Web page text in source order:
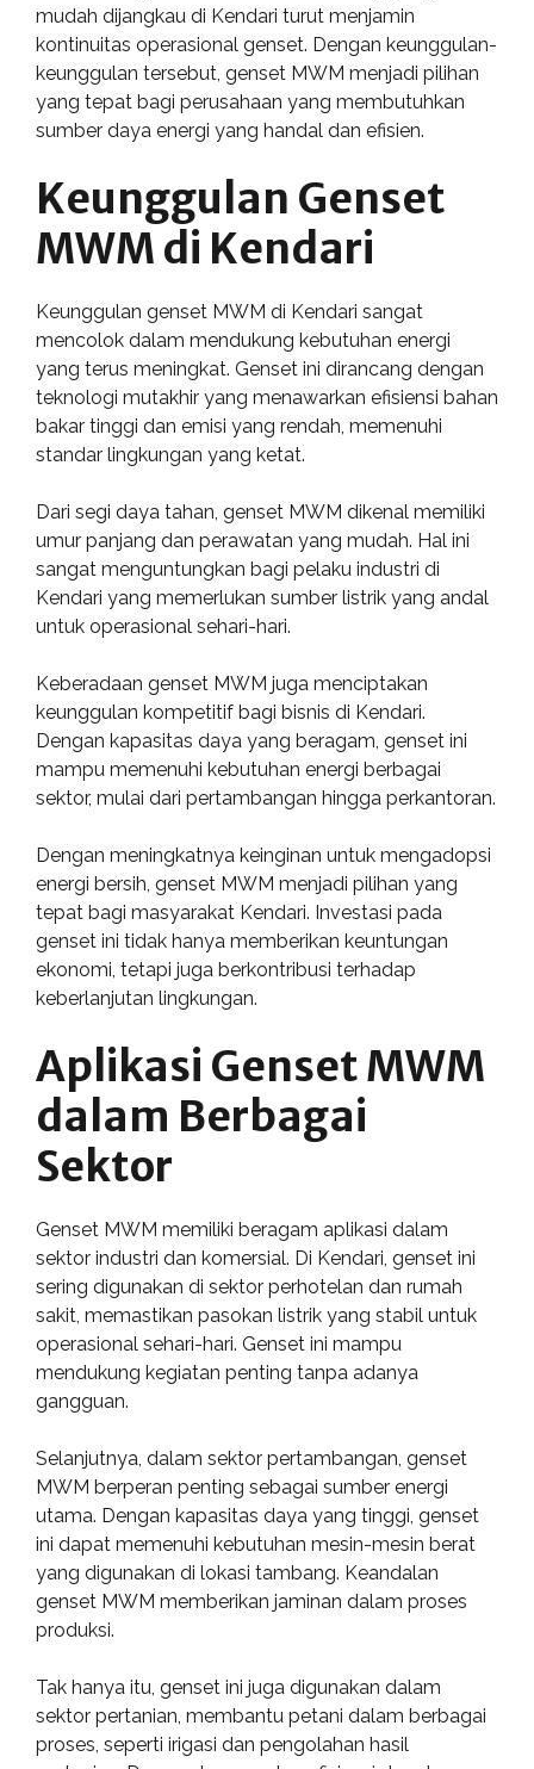
mudah dijangkau di Kendari turut menjamin
kontinuitas operasional genset. Dengan keunggulan-
keunggulan tersebut, genset MWM menjadi pilihan
yang tepat bagi perusahaan yang membutuhkan
sumber daya energi yang handal dan efisien.
Keunggulan Genset
MWM di Kendari
Keunggulan genset MWM di Kendari sangat
mencolok dalam mendukung kebutuhan energi
yang terus meningkat. Genset ini dirancang dengan
teknologi mutakhir yang menawarkan efisiensi bahan
bakar tinggi dan emisi yang rendah, memenuhi
standar lingkungan yang ketat.
Dari segi daya tahan, genset MWM dikenal memiliki
umur panjang dan perawatan yang mudah. Hal ini
sangat menguntungkan bagi pelaku industri di
Kendari yang memerlukan sumber listrik yang andal
untuk operasional sehari-hari.
Keberadaan genset MWM juga menciptakan
keunggulan kompetitif bagi bisnis di Kendari.
Dengan kapasitas daya yang beragam, genset ini
mampu memenuhi kebutuhan energi berbagai
sektor, mulai dari pertambangan hingga perkantoran.
Dengan meningkatnya keinginan untuk mengadopsi
energi bersih, genset MWM menjadi pilihan yang
tepat bagi masyarakat Kendari. Investasi pada
genset ini tidak hanya memberikan keuntungan
ekonomi, tetapi juga berkontribusi terhadap
keberlanjutan lingkungan.
Aplikasi Genset MWM
dalam Berbagai
Sektor
Genset MWM memiliki beragam aplikasi dalam
sektor industri dan komersial. Di Kendari, genset ini
sering digunakan di sektor perhotelan dan rumah
sakit, memastikan pasokan listrik yang stabil untuk
operasional sehari-hari. Genset ini mampu
mendukung kegiatan penting tanpa adanya
gangguan.
Selanjutnya, dalam sektor pertambangan, genset
MWM berperan penting sebagai sumber energi
utama. Dengan kapasitas daya yang tinggi, genset
ini dapat memenuhi kebutuhan mesin-mesin berat
yang digunakan di lokasi tambang. Keandalan
genset MWM memberikan jaminan dalam proses
produksi.
Tak hanya itu, genset ini juga digunakan dalam
sektor pertanian, membantu petani dalam berbagai
proses, seperti irigasi dan pengolahan hasil